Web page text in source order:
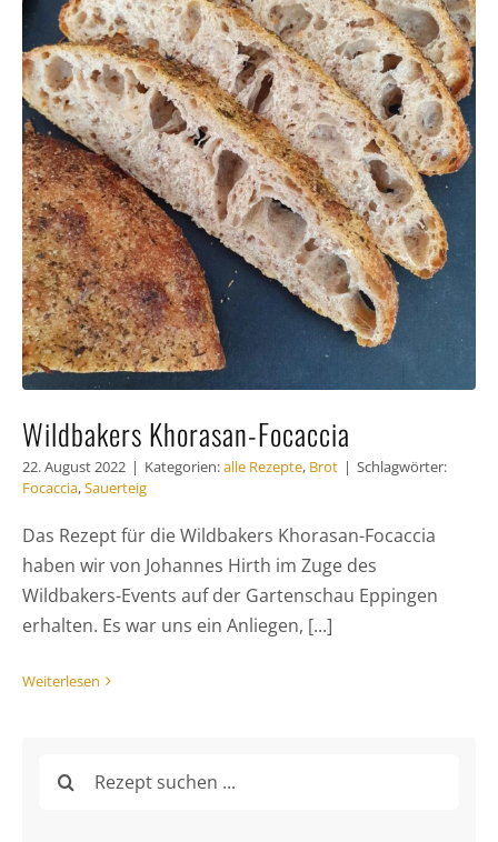
Häufig gestellte Fragen
Kundenstimmen
Kontakt
Wildbakers Khorasan-Focaccia
22. August 2022 | Kategorien:alle Rezepte, Brot | Schlagwörter:
Focaccia,Sauerteig
Das Rezept für die Wildbakers Khorasan-Focaccia
haben wir von Johannes Hirth im Zuge des
Wildbakers-Events auf der Gartenschau Eppingen
erhalten. Es war uns ein Anliegen, [...]
Weiterlesen
nach: